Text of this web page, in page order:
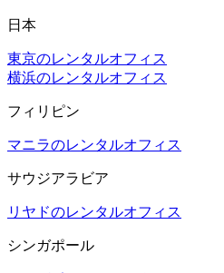
日本
東京のレンタルオフィス
横浜のレンタルオフィス
フィリピン
マニラのレンタルオフィス
サウジアラビア
リヤドのレンタルオフィス
シンガポール